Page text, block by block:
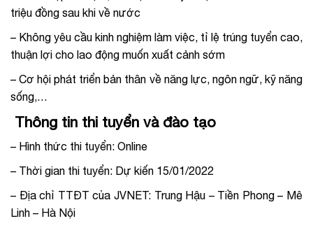
triệu đồng sau khi về nước
– Không yêu cầu kinh nghiệm làm việc, tỉ lệ trúng tuyển cao,
thuận lợi cho lao động muốn xuất cảnh sớm
– Cơ hội phát triển bản thân về năng lực, ngôn ngữ, kỹ năng
sống,…
Thông tin thi tuyển và đào tạo
– Hình thức thi tuyển: Online
– Thời gian thi tuyển: Dự kiến 15/01/2022
– Địa chỉ TTĐT của JVNET: Trung Hậu – Tiền Phong – Mê
Linh – Hà Nội